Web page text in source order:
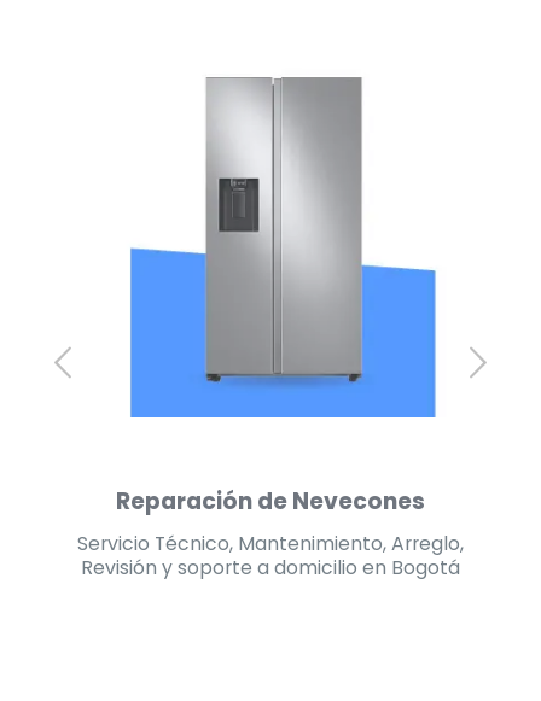
Reparación de Secadoras
Servicio Técnico, Mantenimiento, Arreglo,
Revisión y soporte a domicilio en Bogotá